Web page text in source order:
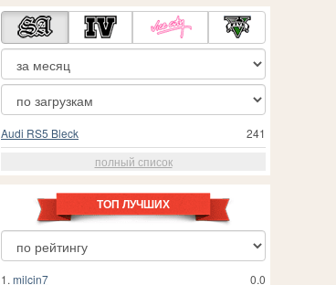
241
Audi RS5 Bleck
полный список
ТОП ЛУЧШИХ
0.0
1. milcin7